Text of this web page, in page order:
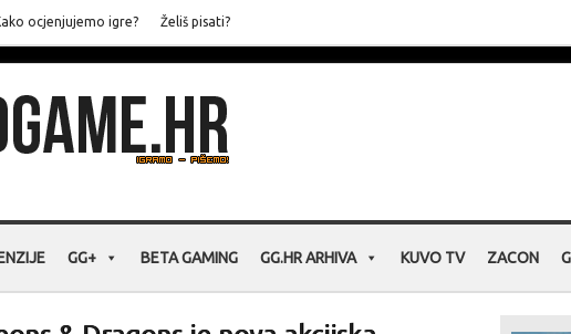
ocjenjujemo igre? Želiš pisati?
GG+ BETA GAMING GG.HR ARHIVA KUVO TV ZACON